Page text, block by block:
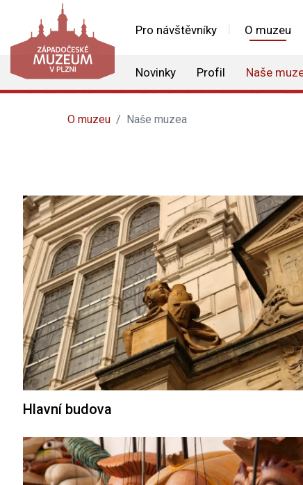
Pro návštěvníky O muzeu
Novinky Profil Naše
O muzeu Naše muzea
Hlavní budova